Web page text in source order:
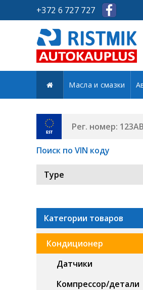
+372 6 727 727
Масла и смазки
Поиск по VIN коду
Type
Категории товаров
Кондиционер
Датчики
Компрессор/детали